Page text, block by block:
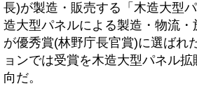
長)が製造・販売する「木造大型
造大型パネルによる製造・物流・
が優秀賞(林野庁長官賞)に選ばれ
ョンでは受賞を木造大型パネル
向だ。